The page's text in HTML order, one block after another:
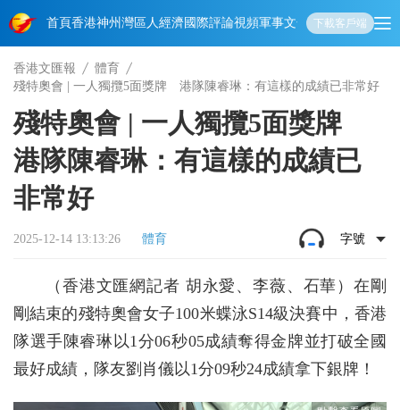
首頁香港神州 灣區人經濟國際評論視頻軍事文化 娛樂生活教育體
下載客戶端
香港文匯報
體育
殘特奧會 | 一人獨攬5面獎牌 港隊陳睿琳：有這樣的成績已非常好
殘特奧會 | 一人獨攬5面獎牌
港隊陳睿琳：有這樣的成績已
非常好
2025-12-14 13:13:26 體育 字號
（香港文匯網記者 胡永愛、李薇、石華）在剛
剛結束的殘特奧會女子100米蝶泳S14級決賽中，香港
隊選手陳睿琳以1分06秒05成績奪得金牌並打破全國
最好成績，隊友劉肖儀以1分09秒24成績拿下銀牌！